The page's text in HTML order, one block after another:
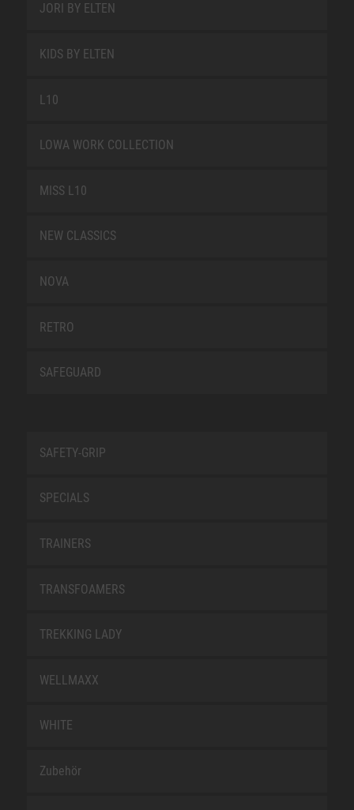
JORI BY ELTEN
KIDS BY ELTEN
L10
LOWA WORK COLLECTION
MISS L10
NEW CLASSICS
NOVA
RETRO
SAFEGUARD
SAFETY-GRIP
SPECIALS
TRAINERS
TRANSFOAMERS
TREKKING LADY
WELLMAXX
WHITE
Zubehör